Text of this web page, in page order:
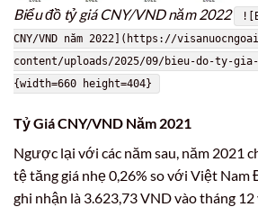
Biểu đồ tỷ giá CNY/VND năm 2022
CNY/VND năm 2022](https://
content/uploads/2025/09/bieu-do-ty-gia-
{width=660 height=404}
Tỷ Giá CNY/VND Năm 2021
Ngược lại với các năm sau, năm 2021
tệ tăng giá nhẹ 0,26% so với Việt Nam
ghi nhận là 3.623,73 VND vào tháng